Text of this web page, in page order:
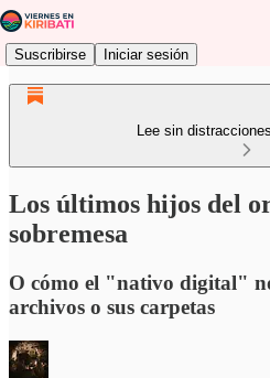
Suscribirse Iniciar sesión
Lee sin
Los últimos hijos del
sobremesa
O cómo el "nativo digital"
archivos o sus carpetas